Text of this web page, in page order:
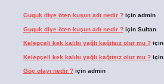
Guguk diye öten kuşun adı nedir ?için admin
Guguk diye öten kuşun adı nedir ?için Sultan
Kelepçeli kek kalıbı yağlı kağıtsız olur mu ?için
Kelepçeli kek kalıbı yağlı kağıtsız olur mu ?için
Göç olayı nedir ?için admin